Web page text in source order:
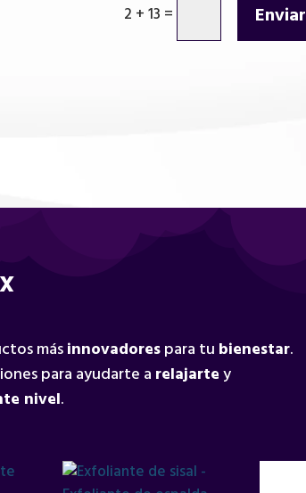
2 + 13 = Enviar
másinnovadorespara tu bienestar.
para ayudarte a relajartey
nivel.